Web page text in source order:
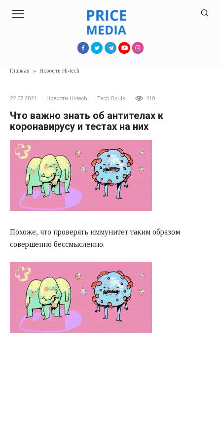
Главная » Новости Hi-tech
22.07.2021 Новости Hi-tech Tech Boulk 418
Что важно знать об антителах к
коронавирусу и тестах на них
Похоже, что проверять иммунитет таким образом
совершенно бессмысленно.